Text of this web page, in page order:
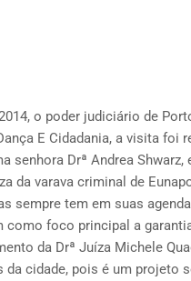
o poder judiciário de
E Cidadania, a visita foi
senhora Drª Andrea
da varava criminal de
sempre tem em suas
foco principal a
da Drª Juíza Michele
da cidade, pois é um projeto